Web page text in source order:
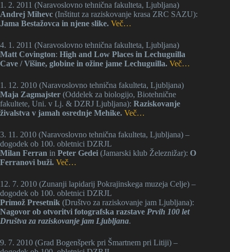
1. 2. 2011 (Naravoslovno tehnična fakulteta, Ljubljana)
Andrej Mihevc (Inštitut za raziskovanje krasa ZRC SAZU):
Jama Bestažovca in njene slike. Več…
4. 1. 2011 (Naravoslovno tehnična fakulteta, Ljubljana)
Matt Covington: High and Low Places in Lechuguilla
Cave / Višine, globine in ožine jame Lechuguilla. Več…
1. 12. 2010 (Naravoslovno tehnična fakulteta, Ljubljana)
Maja Zagmajster (Oddelek za biologijo, Biotehnične
fakultete, Uni. v Lj. & DZRJ Ljubljana): Raziskovanje
živalstva v jamah osrednje Mehike. Več…
3. 11. 2010 (Naravoslovno tehnična fakulteta, Ljubljana) –
dogodek ob 100. obletnici DZRJL
Milan Ferran in Peter Gedei (Jamarski klub Železnižar): O
Ferranovi buži. Več…
12. 7. 2010 (Zunanji lapidarij Pokrajinskega muzeja Celje) –
dogodek ob 100. obletnici DZRJL
Primož Presetnik (Društvo za raziskovanje jam Ljubljana):
Nagovor ob otvoritvi fotografska razstave Prvih 100 let
Društva za raziskovanje jam Ljubljana.
9. 7. 2010 (Grad Bogenšperk pri Šmartnem pri Litiji) –